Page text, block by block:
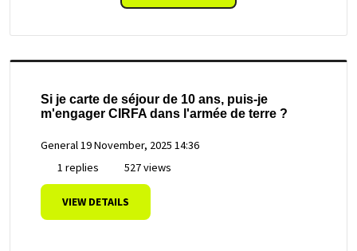
Si je carte de séjour de 10 ans, puis-je
m'engager CIRFA dans l'armée de terre ?
General19 November, 2025 14:36
1 replies
527 views
VIEW DETAILS